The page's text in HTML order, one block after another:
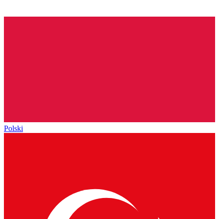
Polski